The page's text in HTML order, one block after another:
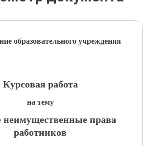
образовательного учреждения
Курсовая работа
на тему
права
работников